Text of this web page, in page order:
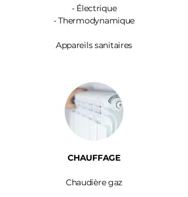
- Électrique
- Thermodynamique
Appareils sanitaires
CHAUFFAGE
Chaudière gaz